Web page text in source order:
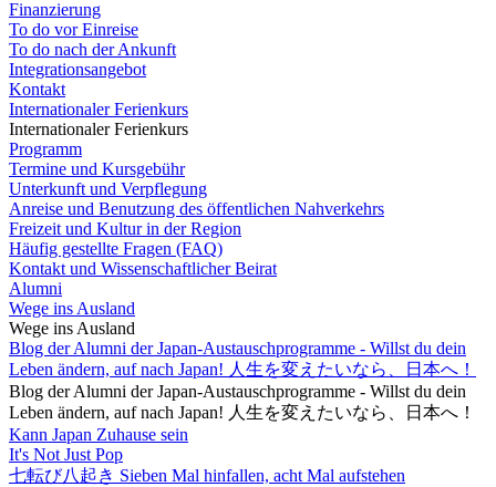
Finanzierung
To do vor Einreise
To do nach der Ankunft
Integrationsangebot
Kontakt
Internationaler Ferienkurs
Internationaler Ferienkurs
Programm
Termine und Kursgebühr
Unterkunft und Verpflegung
Anreise und Benutzung des öffentlichen Nahverkehrs
Freizeit und Kultur in der Region
Häufig gestellte Fragen (FAQ)
Kontakt und Wissenschaftlicher Beirat
Alumni
Wege ins Ausland
Wege ins Ausland
Blog der Alumni der Japan-Austauschprogramme - Willst du dein
Leben ändern, auf nach Japan! 人生を変えたいなら、日本へ！
Blog der Alumni der Japan-Austauschprogramme - Willst du dein
Leben ändern, auf nach Japan! 人生を変えたいなら、日本へ！
Kann Japan Zuhause sein
It's Not Just Pop
七転び八起き Sieben Mal hinfallen, acht Mal aufstehen